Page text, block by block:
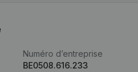
Numéro d’entreprise
BE0508.616.233